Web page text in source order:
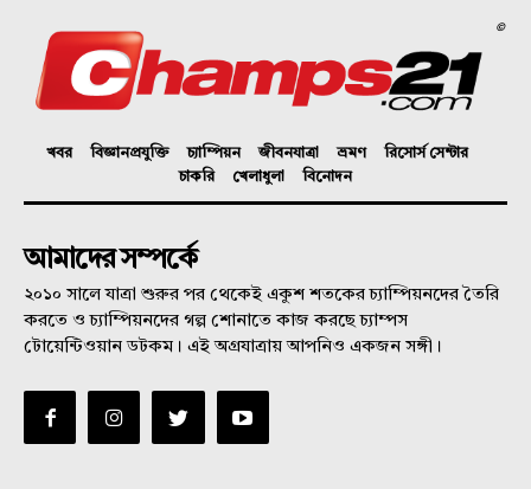
©
খবর বিজ্ঞানপ্রযুক্তি চ্যাম্পিয়ন জীবনযাত্রা ভ্রমণ
রিসোর্স সেন্টার
চাকরি
খেলাধুলা বিনোদন
আমাদের সম্পর্কে
২০১০ সালে যাত্রা শুরুর পর থেকেই একুশ শতকের চ্যাম্পিয়নদের তৈরি
করতে ও চ্যাম্পিয়নদের গল্প শোনাতে কাজ করছে চ্যাম্পস
টোয়েন্টিওয়ান ডটকম। এই অগ্রযাত্রায় আপনিও একজন সঙ্গী।